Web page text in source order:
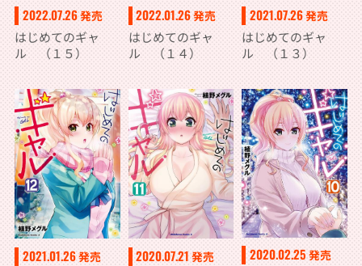
2022.07.26発売
はじめてのギャ
ル （１５）
2022.01.26発売
はじめてのギャ
ル （１４）
2021.07.26発売
はじめてのギャ
ル （１３）
2021.01.26発売 2020.07.21 発売 2020.02.25 発売